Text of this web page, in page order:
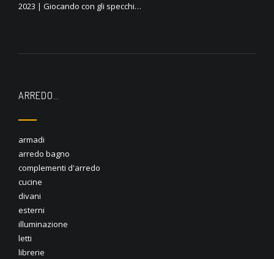
2023 | Giocando con gli specchi…
ARREDO…
armadi
arredo bagno
complementi d'arredo
cucine
divani
esterni
illuminazione
letti
librerie